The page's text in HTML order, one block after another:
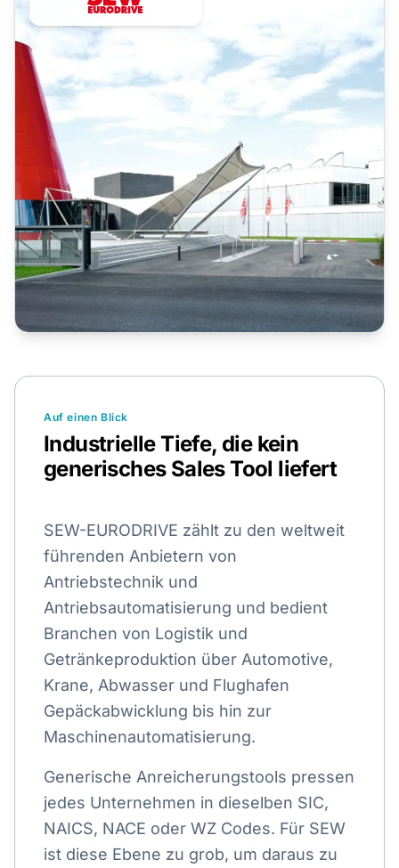
Auf einen Blick
Industrielle Tiefe, die kein
generisches Sales Tool liefert
SEW-EURODRIVE zählt zu den weltweit
führenden Anbietern von
Antriebstechnik und
Antriebsautomatisierung und bedient
Branchen von Logistik und
Getränkeproduktion über Automotive,
Krane, Abwasser und Flughafen
Gepäckabwicklung bis hin zur
Maschinenautomatisierung.
Generische Anreicherungstools pressen
jedes Unternehmen in dieselben SIC,
NAICS, NACE oder WZ Codes. Für SEW
ist diese Ebene zu grob, um daraus zu